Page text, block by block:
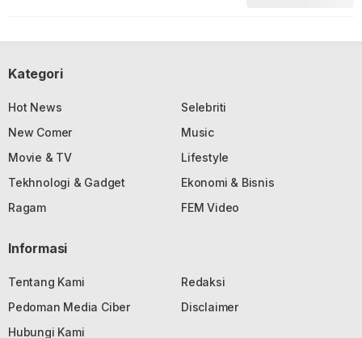
Kategori
Hot News
Selebriti
New Comer
Music
Movie & TV
Lifestyle
Tekhnologi & Gadget
Ekonomi & Bisnis
Ragam
FEM Video
Informasi
Tentang Kami
Redaksi
Pedoman Media Ciber
Disclaimer
Hubungi Kami